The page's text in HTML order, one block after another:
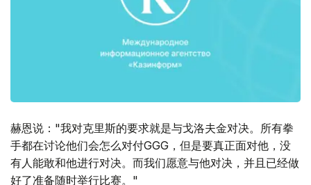
赫恩说："我对克里斯的要求就是与戈洛夫金对决。所有拳
手都在讨论他们会怎么对付GGG，但是要真正面对他，没
有人能敢和他进行对决。而我们愿意与他对决，并且已经做
好了准备随时举行比赛。"